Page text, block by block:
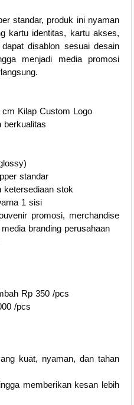
standar, produk ini nyaman
kartu identitas, kartu akses,
disablon sesuai desain
menjadi media promosi
Kilap Custom Logo
berkualitas
standar
ketersediaan stok
1 sisi
promosi, merchandise
branding perusahaan
Rp 350 /pcs
/pcs
kuat, nyaman, dan tahan
memberikan kesan lebih